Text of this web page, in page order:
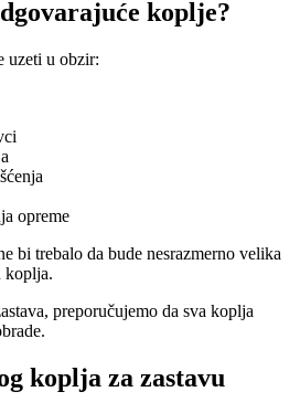
koplje?
uzeti u obzir:
opreme
bi trebalo da bude nesrazmerno velika
koplja.
preporučujemo da sva koplja
koplja za zastavu